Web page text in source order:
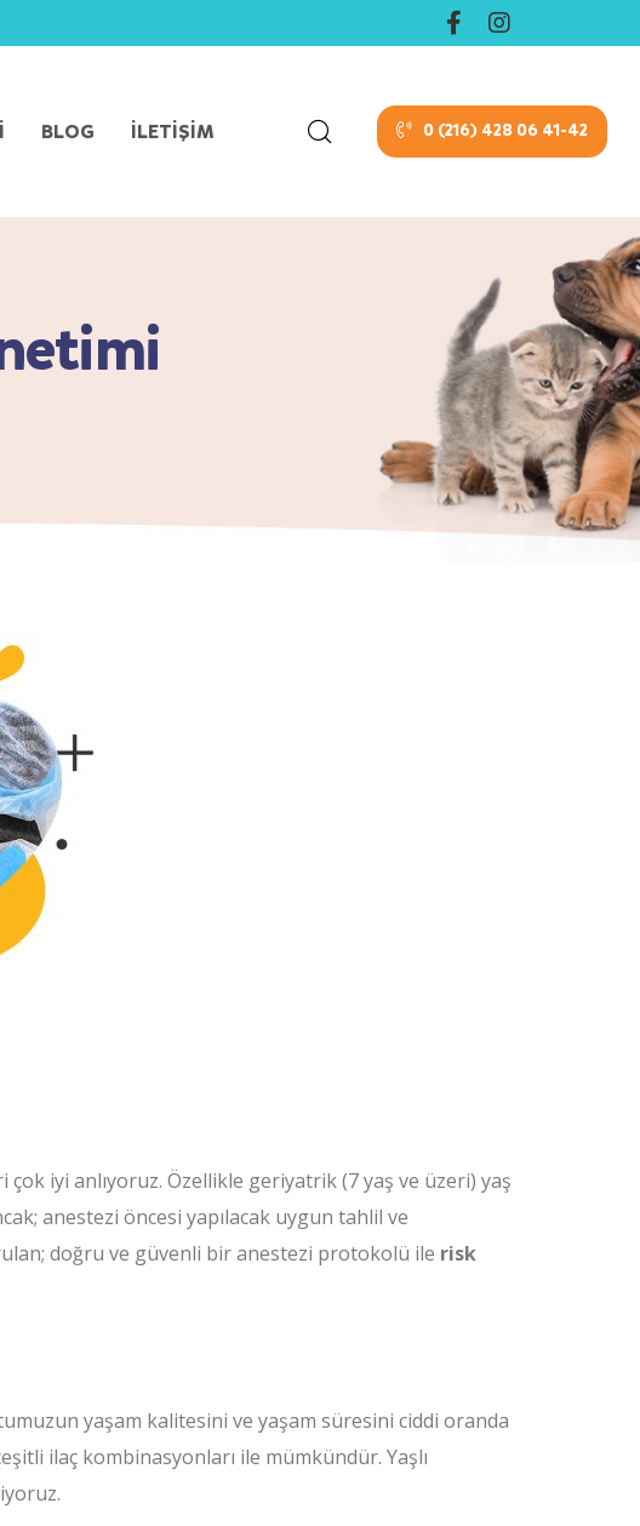
BLOG İLETIŞIM 0 (216) 428 06 41-42
iyi anlıyoruz. Özellikle geriyatrik (7 yaş ve üzeri) yaş
anestezi öncesi yapılacak uygun tahlil ve
doğru ve güvenli bir anestezi protokolü ile risk
yaşam kalitesini ve yaşam süresini ciddi oranda
ilaç kombinasyonları ile mümkündür. Yaşlı